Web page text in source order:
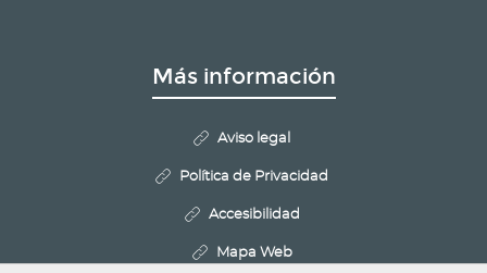
Más información
Aviso legal
Política de Privacidad
Accesibilidad
Mapa Web